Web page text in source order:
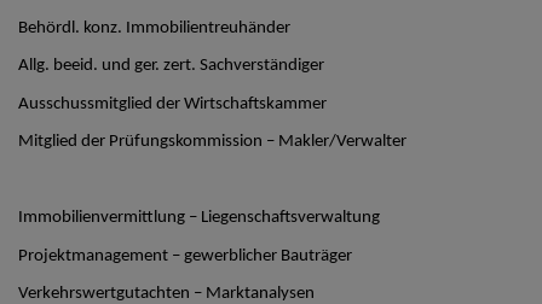
Behördl. konz. Immobilientreuhänder
Allg. beeid. und ger. zert. Sachverständiger
Ausschussmitglied der Wirtschaftskammer
Mitglied der Prüfungskommission – Makler/Verwalter
Immobilienvermittlung – Liegenschaftsverwaltung
Projektmanagement – gewerblicher Bauträger
Verkehrswertgutachten – Marktanalysen